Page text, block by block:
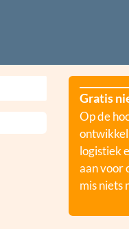
Gratis
Op de
logistiek
aan voor
mis niets